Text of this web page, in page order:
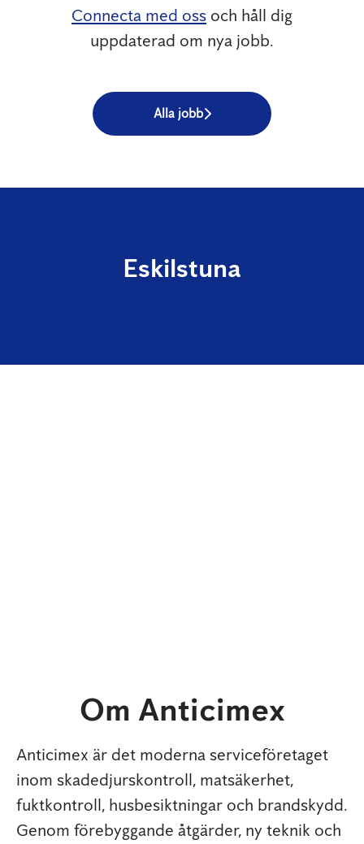
Connecta med oss och håll dig
uppdaterad om nya jobb.
Alla jobb
Eskilstuna
Om Anticimex
Anticimex är det moderna serviceföretaget
inom skadedjurskontroll, matsäkerhet,
fuktkontroll, husbesiktningar och brandskydd.
Genom förebyggande åtgärder, ny teknik och